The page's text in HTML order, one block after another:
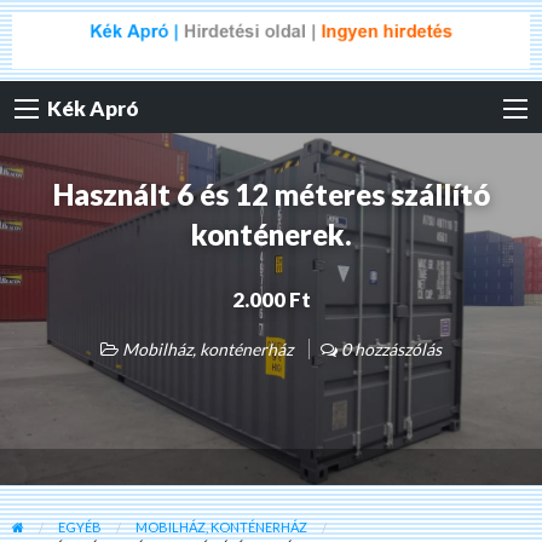
Kék Apró
Használt 6 és 12 méteres szállító
konténerek.
2.000 Ft
Mobilház, konténerház 0 hozzászólás
EGYÉB
MOBILHÁZ, KONTÉNERHÁZ